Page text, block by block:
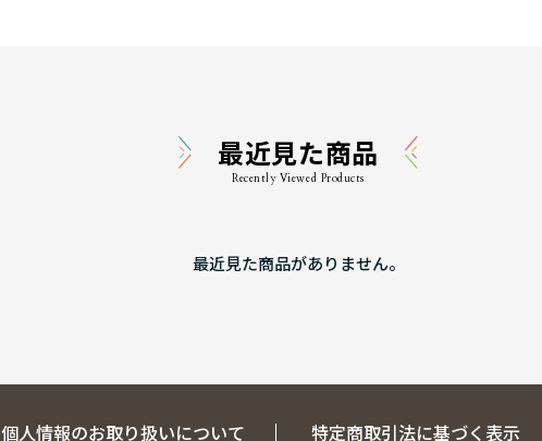
最近見た商品
Recently Viewed Products
最近見た商品がありません。
個人情報のお取り扱いについて 特定商取引法に基づく表示